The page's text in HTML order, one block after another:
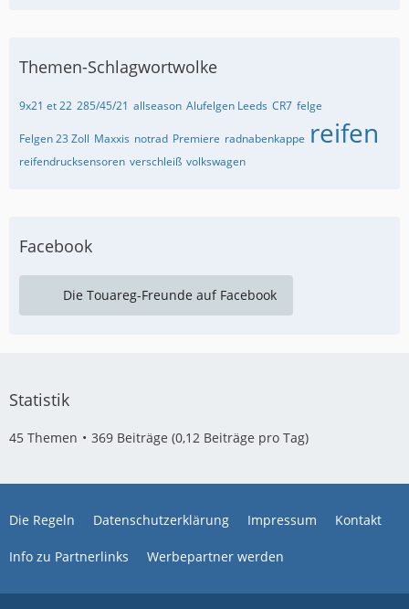
Themen-Schlagwortwolke
9x21 et 22 285/45/21 allseason Alufelgen Leeds CR7 felge
Felgen 23 Zoll Maxxis notrad Premiere radnabenkappe reifen
reifendrucksensoren verschleiß volkswagen
Facebook
Die Touareg-Freunde auf Facebook
Statistik
45 Themen 369 Beiträge (0,12 Beiträge pro Tag)
Die Regeln Datenschutzerklärung Impressum Kontakt
Info zu Partnerlinks Werbepartner werden